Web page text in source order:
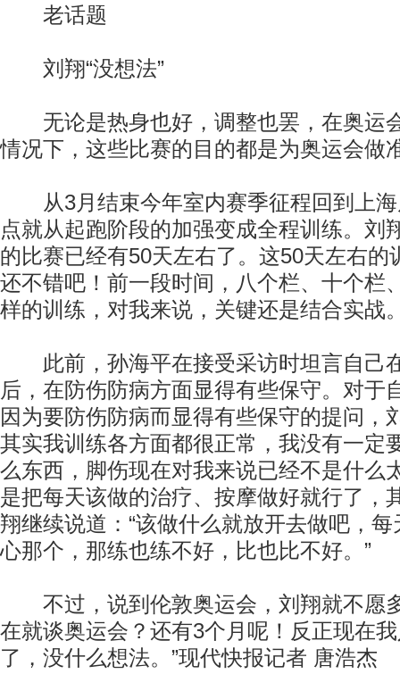
老话题
刘翔“没想法”
无论是热身也好，调整也罢，在奥运
情况下，这些比赛的目的都是为奥运会做
从3月结束今年室内赛季征程回到上海
点就从起跑阶段的加强变成全程训练。刘
的比赛已经有50天左右了。这50天左右的
还不错吧！前一段时间，八个栏、十个栏
样的训练，对我来说，关键还是结合实战
此前，孙海平在接受采访时坦言自己
后，在防伤防病方面显得有些保守。对于
因为要防伤防病而显得有些保守的提问，
其实我训练各方面都很正常，我没有一定
么东西，脚伤现在对我来说已经不是什么
是把每天该做的治疗、按摩做好就行了，
翔继续说道：“该做什么就放开去做吧，
心那个，那练也练不好，比也比不好。”
不过，说到伦敦奥运会，刘翔就不愿
在就谈奥运会？还有3个月呢！反正现在
了，没什么想法。”现代快报记者 唐浩杰